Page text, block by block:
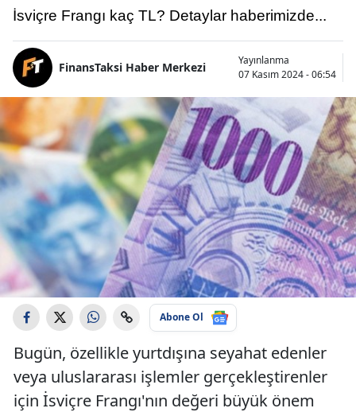
İsviçre Frangı kaç TL? Detaylar haberimizde...
FinansTaksi Haber Merkezi
Yayınlanma
07 Kasım 2024 - 06:54
Abone Ol
Bugün, özellikle yurtdışına seyahat edenler
veya uluslararası işlemler gerçekleştirenler
için İsviçre Frangı'nın değeri büyük önem